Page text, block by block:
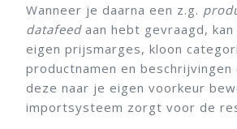
Wanneer je daarna een z.g.
datafeedaan hebt gevraagd,
eigen prijsmarges, kloon
productnamen en
deze naar je eigen voorkeur
importsysteem zorgt voor de